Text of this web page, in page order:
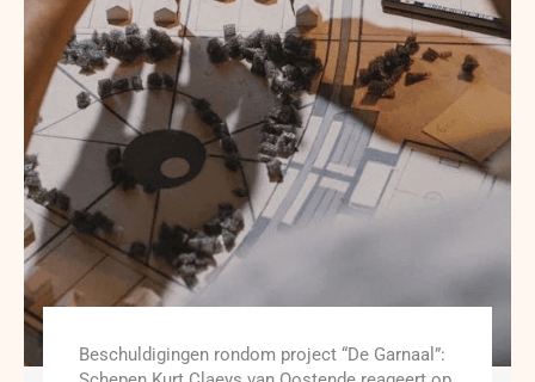
Beschuldigingen rondom project “De Garnaal”: